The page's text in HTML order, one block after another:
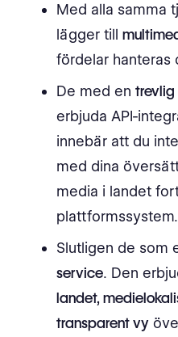
Med alla samma
lägger till
fördelar
De med entrevlig
erbjuda API-
innebär att du
med dina
media i landet
plattformssystem.
Slutligen de som
service. Den
landet,
transparent vy